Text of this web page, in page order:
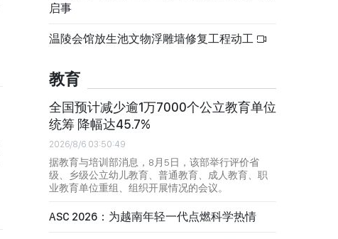
启事
温陵会馆放生池文物浮雕墙修复工程动工
教育
全国预计减少逾1万7000个公立教育单位
统筹 降幅达45.7%
2026/8/6 03:50:49
据教育与培训部消息，8月5日，该部举行评价省
级、乡级公立幼儿教育、普通教育、成人教育、职
业教育单位重组、组织开展情况的会议。
ASC 2026：为越南年轻一代点燃科学热情